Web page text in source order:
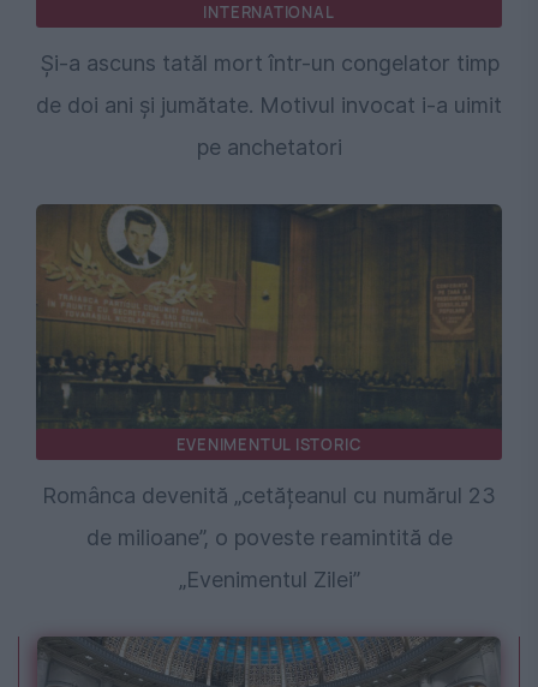
INTERNATIONAL
Și-a ascuns tatăl mort într-un congelator timp
de doi ani și jumătate. Motivul invocat i-a uimit
pe anchetatori
EVENIMENTUL ISTORIC
Românca devenită „cetățeanul cu numărul 23
de milioane”, o poveste reamintită de
„Evenimentul Zilei”